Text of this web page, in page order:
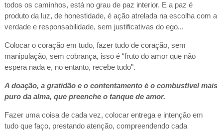
todos os caminhos, está no grau de paz interior. E a paz é
produto da luz, de honestidade, é ação atrelada na escolha com a
verdade e responsabilidade, sem justificativas do ego...
Colocar o coração em tudo, fazer tudo de coração, sem
manipulação, sem cobrança, isso é “fruto do amor que não
espera nada e, no entanto, recebe tudo".
A doação, a gratidão e o contentamento é o combustível mais
puro da alma, que preenche o tanque de amor.
Fazer uma coisa de cada vez, colocar entrega e intenção em
tudo que faço, prestando atenção, compreendendo cada